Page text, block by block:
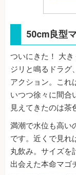
50cm良型
ついにきた！ 大
ジリと鳴るドラグ
アクション。これ
いつつ徐々に間合
見えてきたのは茶
満潮で水位も高い
です。近くで見れ
丸飲み。サイズを
出会えた本命マゴ